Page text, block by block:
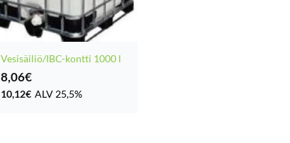
Vesisäiliö/IBC-kontti 1000 l
8,06€
10,12€ ALV 25,5%